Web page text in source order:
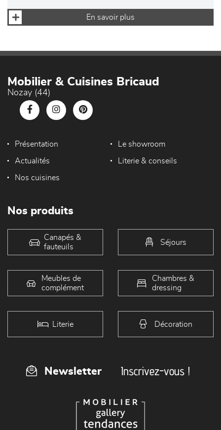
En savoir plus
Mobilier & Cuisines Bricaud
Nozay (44)
Présentation Le showroom
Actualités Literie & conseils
Nos cuisines
Nos produits
Canapés &
fauteuils
Séjours
Meubles de
complément
Chambres &
dressing
Literie Décoration
Newsletter Inscrivez-vous !